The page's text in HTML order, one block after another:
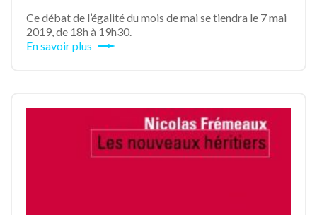
Ce débat de l’égalité du mois de mai se tiendra le 7 mai
2019, de 18h à 19h30.
En savoir plus